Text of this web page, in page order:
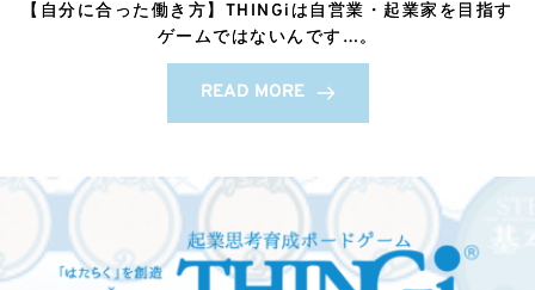
【自分に合った働き方】THINGiは自営業・起業家を目指す
ゲームではないんです…。
READ MORE